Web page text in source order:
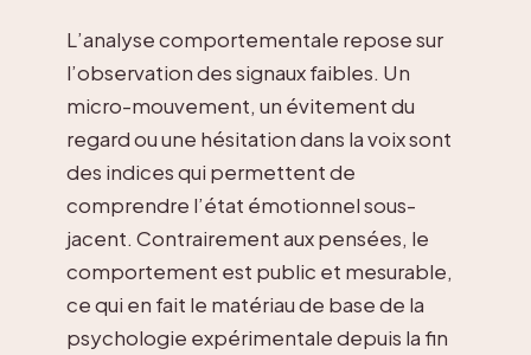
L’analyse comportementale repose sur
l’observation des signaux faibles. Un
micro-mouvement, un évitement du
regard ou une hésitation dans la voix sont
des indices qui permettent de
comprendre l’état émotionnel sous-
jacent. Contrairement aux pensées, le
comportement est public et mesurable,
ce qui en fait le matériau de base de la
psychologie expérimentale depuis la fin